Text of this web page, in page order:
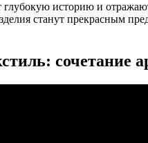
глубокую историю и
станут прекрасным
сочетание